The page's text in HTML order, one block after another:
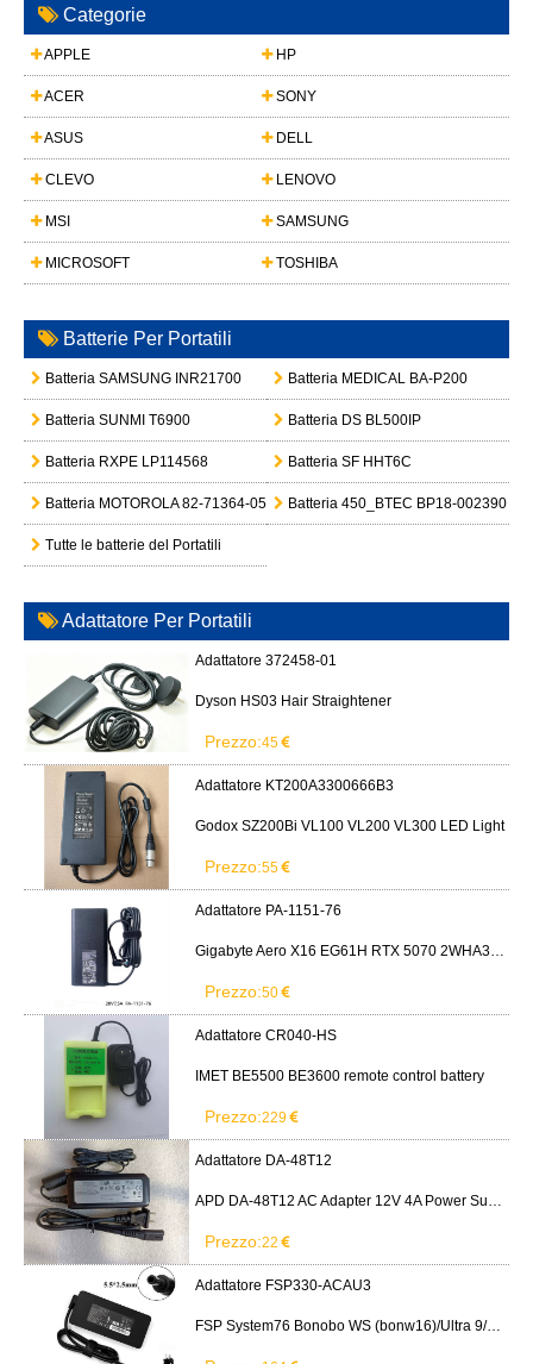
Categorie
APPLE HP
ACER SONY
ASUS DELL
CLEVO LENOVO
MSI SAMSUNG
MICROSOFT TOSHIBA
Batterie Per Portatili
Batteria SAMSUNG INR21700 Batteria MEDICAL BA-P200
Batteria SUNMI T6900 Batteria DS BL500IP
Batteria RXPE LP114568 Batteria SF HHT6C
Batteria MOTOROLA 82-71364-05 Batteria 450_BTEC BP18-002390
Tutte le batterie del Portatili
Adattatore Per Portatili
Adattatore 372458-01
Dyson HS03 Hair Straightener
Prezzo:45
Adattatore KT200A3300666B3
Godox SZ200Bi VL100 VL200 VL300 LED Light
Prezzo:55
Adattatore PA-1151-76
Gigabyte Aero X16 EG61H RTX 5070 2WHA3USC64AH LITEON PA-1151-76 150W adapter
Prezzo:50
Adattatore CR040-HS
IMET BE5500 BE3600 remote control battery
Prezzo:229
Adattatore DA-48T12
APD DA-48T12 AC Adapter 12V 4A Power Supply Cord
Prezzo:22
Adattatore FSP330-ACAU3
FSP System76 Bonobo WS (bonw16)/Ultra 9/RTX5090